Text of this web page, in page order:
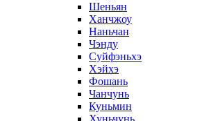
Шеньян
Ханчжоу
Наньчан
Чэнду
Суйфэньхэ
Хэйхэ
Фошань
Чанчунь
Куньмин
Хуньчунь